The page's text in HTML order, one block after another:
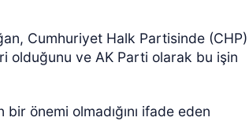
Cumhuriyet Halk Partisinde (CHP)
olduğunu ve AK Parti olarak bu işin
önemi olmadığını ifade eden